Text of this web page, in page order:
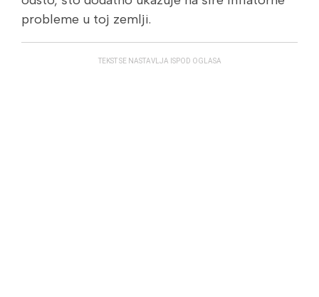
probleme u toj zemlji.
TEKST SE NASTAVLJA ISPOD OGLASA